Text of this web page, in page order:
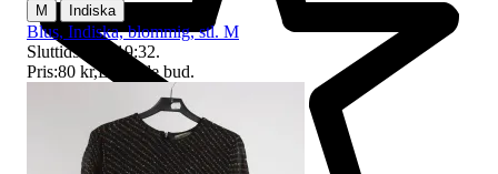
M Indiska
Blus, Indiska, blommig, stl. M
Sluttid9 aug 19:32.
Pris:80 kr,Ledande bud.